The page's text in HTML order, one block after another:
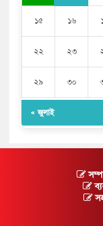
১৫ ১৬
২২ ২৩
২৯ ৩০
« জুলাই